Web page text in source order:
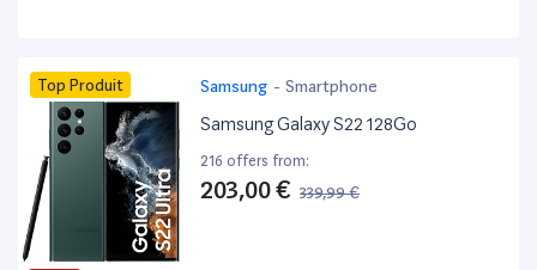
Top Produit Samsung - Smartphone
Samsung Galaxy S22 128Go
216 offers from:
203,00 € 339,99 €